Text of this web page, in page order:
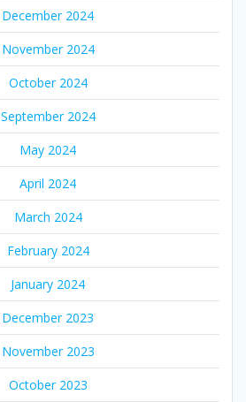
December 2024
November 2024
October 2024
September 2024
May 2024
April 2024
March 2024
February 2024
January 2024
December 2023
November 2023
October 2023